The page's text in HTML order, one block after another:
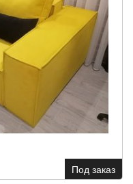
Под заказ